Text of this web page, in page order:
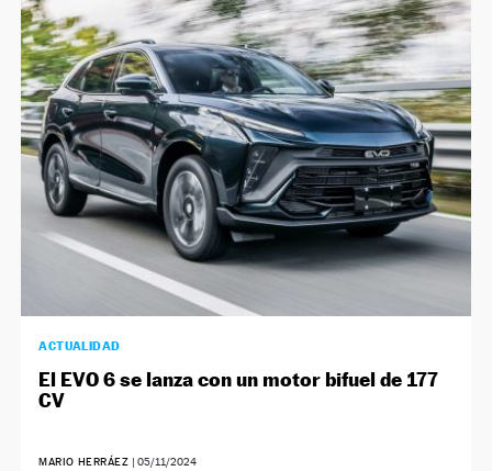
NEWSLETTER
SÍGUENOS
ACTUALIDAD
El EVO 6 se lanza con un motor bifuel de 177
CV
MARIO HERRÁEZ |05/11/2024